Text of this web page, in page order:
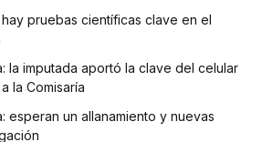
pruebas científicas clave en el
la imputada aportó la clave del celular
la Comisaría
esperan un allanamiento y nuevas